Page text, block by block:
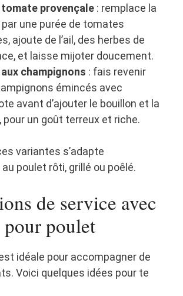
tomate provençale : remplace la
une purée de tomates
ajoute de l’ail, des herbes de
et laisse mijoter doucement.
champignons : fais revenir
émincés avec
avant d’ajouter le bouillon et la
pour un goût terreux et riche.
variantes s’adapte
poulet rôti, grillé ou poêlé.
de service avec
pour poulet
idéale pour accompagner de
Voici quelques idées pour te